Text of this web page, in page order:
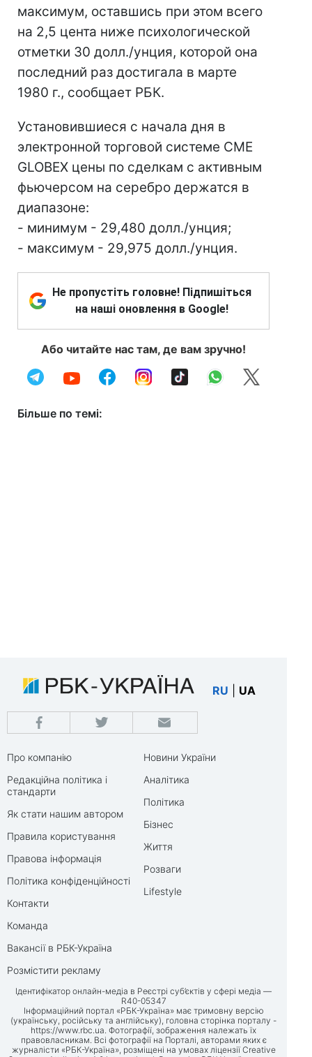
максимум, оставшись при этом всего
на 2,5 цента ниже психологической
отметки 30 долл./унция, которой она
последний раз достигала в марте
1980 г., сообщает РБК.
Установившиеся с начала дня в
электронной торговой системе CME
GLOBEX цены по сделкам с активным
фьючерсом на серебро держатся в
диапазоне:
- минимум - 29,480 долл./унция;
- максимум - 29,975 долл./унция.
Не пропустіть головне! Підпишіться
на наші оновлення в Google!
Або читайте нас там, де вам зручно!
Більше по темі:
RU UA
Про компанію
Редакційна політика і
стандарти
Як стати нашим автором
Правила користування
Правова інформація
Політика конфіденційності
Контакти
Команда
Вакансії в РБК-Україна
Розмістити рекламу
Новини України
Аналітика
Політика
Бізнес
Життя
Розваги
Lifestyle
Ідентифікатор онлайн-медіа в Реєстрі суб’єктів у сфері медіа —
R40-05347
Інформаційний портал «РБК-Україна» має тримовну версію
(українську, російську та англійську), головна сторінка порталу -
https://www.rbc.ua. Фотографії, зображення належать їх
правовласникам. Всі фотографії на Порталі, авторами яких є
журналісти «РБК-Україна», розміщені на умовах ліцензії Creative